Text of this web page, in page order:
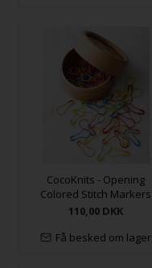
CocoKnits - Opening
Colored Stitch Markers
110,00 DKK
Få besked om lager